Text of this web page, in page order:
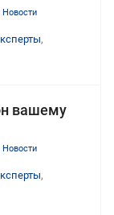
Новости
,
вашему
Новости
,